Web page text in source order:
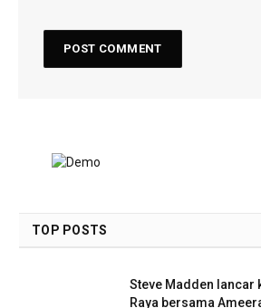
TOP POSTS
Steve Madden
Raya bersama